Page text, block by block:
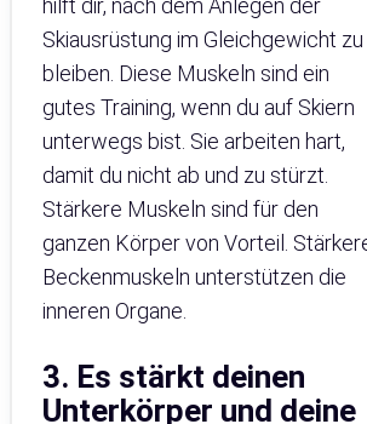
hilft dir, nach dem Anlegen der
Skiausrüstung im Gleichgewicht zu
bleiben. Diese Muskeln sind ein
gutes Training, wenn du auf Skiern
unterwegs bist. Sie arbeiten hart,
damit du nicht ab und zu stürzt.
Stärkere Muskeln sind für den
ganzen Körper von Vorteil.
Beckenmuskeln unterstützen die
inneren Organe.
3. Es stärkt deinen
Unterkörper und deine